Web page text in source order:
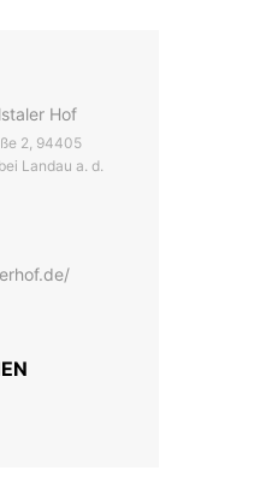
Hof
2, 94405
Landau a. d.